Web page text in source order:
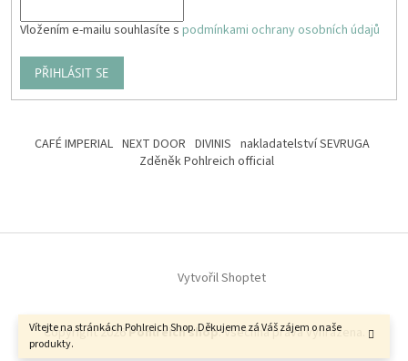
Vítejte na stránkách Pohlreich Shop. Děkujeme zá Váš zájem o naše
produkty.
Vložením e-mailu souhlasíte s podmínkami ochrany osobních údajů
PŘIHLÁSIT SE
CAFÉ IMPERIAL NEXT DOOR DIVINIS nakladatelství SEVRUGA
Zděněk Pohlreich official
Vytvořil Shoptet
Copyright 2026Pohlreich shop. Všechna práva vyhrazena.